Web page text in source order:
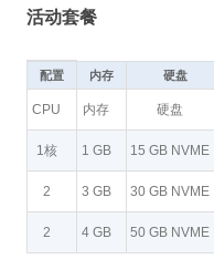
活动套餐
配置 内存 硬盘
CPU 内存 硬盘
1核 1 GB 15 GB NVME
2 3 GB 30 GB NVME
2 4 GB 50 GB NVME